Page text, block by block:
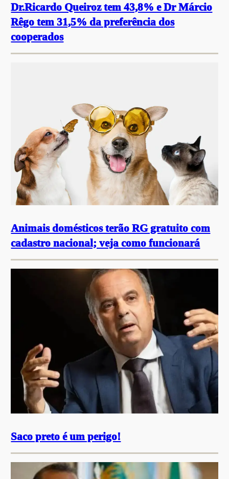
Dr.Ricardo Queiroz tem 43,8% e Dr Márcio
Rêgo tem 31,5% da preferência dos
cooperados
Animais domésticos terão RG gratuito com
cadastro nacional; veja como funcionará
Saco preto é um perigo!